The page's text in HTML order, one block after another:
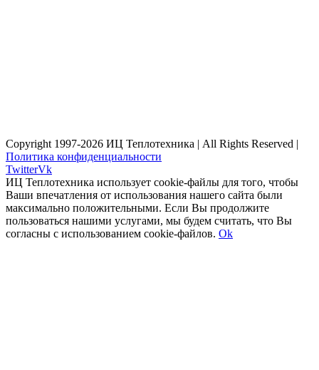
Copyright 1997-2026 ИЦ Теплотехника | All Rights Reserved |
Политика конфиденциальности
TwitterVk
ИЦ Теплотехника использует cookie-файлы для того, чтобы
Ваши впечатления от использования нашего сайта были
максимально положительными. Если Вы продолжите
пользоваться нашими услугами, мы будем считать, что Вы
согласны с использованием cookie-файлов. Ok